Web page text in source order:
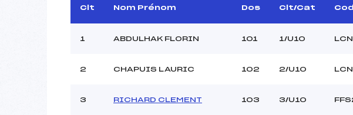
Dir. Epreuve :
COLOMBAN YVON
Pénalité appliquée :
Clt Nom Prénom Dos Clt/Cat
1 ABDULHAK FLORIN 101 1/U10
2 CHAPUIS LAURIC 102 2/U10
3 RICHARD CLEMENT 103 3/U10